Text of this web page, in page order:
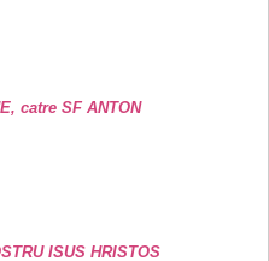
catre SF ANTON
ISUS HRISTOS